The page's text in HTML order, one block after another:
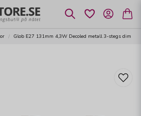
Glob E27 131mm 4,3W Decoled metall 3-stegs dim